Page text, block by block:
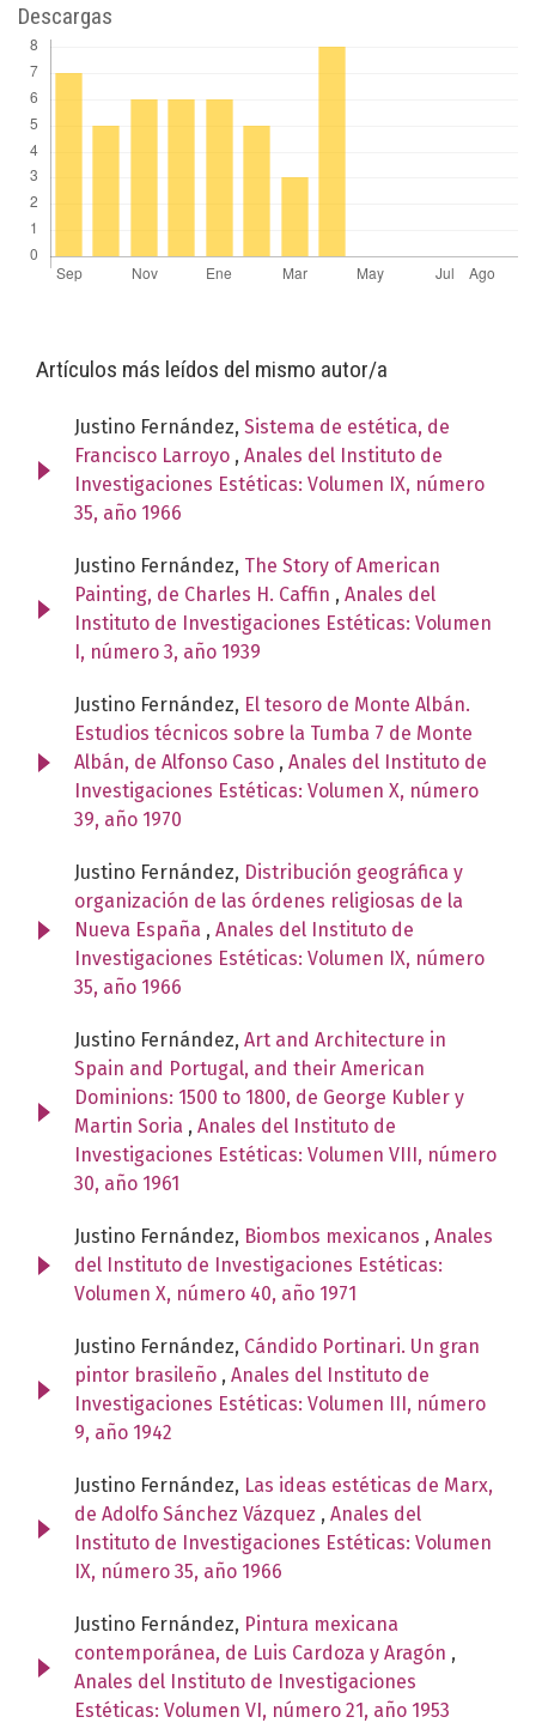
Descargas
Artículos más leídos del mismo autor/a
Justino Fernández, Sistema de estética, de
Francisco Larroyo , Anales del Instituto de
Investigaciones Estéticas: Volumen IX, número
35, año 1966
Justino Fernández, The Story of American
Painting, de Charles H. Caffin , Anales del
Instituto de Investigaciones Estéticas: Volumen
I, número 3, año 1939
Justino Fernández, El tesoro de Monte Albán.
Estudios técnicos sobre la Tumba 7 de Monte
Albán, de Alfonso Caso , Anales del Instituto de
Investigaciones Estéticas: Volumen X, número
39, año 1970
Justino Fernández, Distribución geográfica y
organización de las órdenes religiosas de la
Nueva España , Anales del Instituto de
Investigaciones Estéticas: Volumen IX, número
35, año 1966
Justino Fernández, Art and Architecture in
Spain and Portugal, and their American
Dominions: 1500 to 1800, de George Kubler y
Martin Soria , Anales del Instituto de
Investigaciones Estéticas: Volumen VIII, número
30, año 1961
Justino Fernández, Biombos mexicanos , Anales
del Instituto de Investigaciones Estéticas:
Volumen X, número 40, año 1971
Justino Fernández, Cándido Portinari. Un gran
pintor brasileño , Anales del Instituto de
Investigaciones Estéticas: Volumen III, número
9, año 1942
Justino Fernández, Las ideas estéticas de Marx,
de Adolfo Sánchez Vázquez , Anales del
Instituto de Investigaciones Estéticas: Volumen
IX, número 35, año 1966
Justino Fernández, Pintura mexicana
contemporánea, de Luis Cardoza y Aragón ,
Anales del Instituto de Investigaciones
Estéticas: Volumen VI, número 21, año 1953